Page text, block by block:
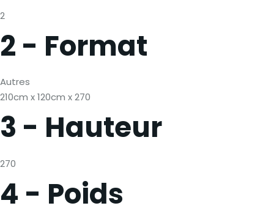
2
2 - Format
Autres
210cm x 120cm x 270
3 - Hauteur
270
4 - Poids